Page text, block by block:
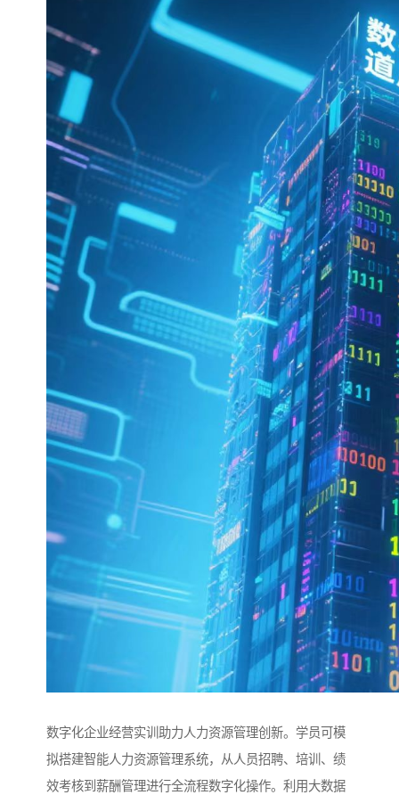
数字化企业经营实训助力人力资源管理创新。学员可模
拟搭建智能人力资源管理系统，从人员招聘、培训、绩
效考核到薪酬管理进行全流程数字化操作。利用大数据